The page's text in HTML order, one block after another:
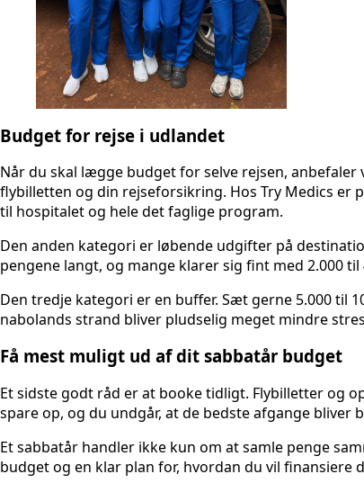
Budget for rejse i udlandet
Når du skal lægge budget for selve rejsen,
flybilletten og din rejseforsikring. Hos Try Medics
til hospitalet og hele det faglige program.
Den anden kategori er løbende udgifter på
pengene langt, og mange klarer sig fint med 2.000
Den tredje kategori er en buffer. Sæt gerne 5.000 til
nabolands strand bliver pludselig meget mindre
Få mest muligt ud af dit sabbatår budget
Et sidste godt råd er at booke tidligt. Flybilletter og
spare op, og du undgår, at de bedste afgange bliver
Et sabbatår handler ikke kun om at samle penge
budget og en klar plan for, hvordan du vil finansiere